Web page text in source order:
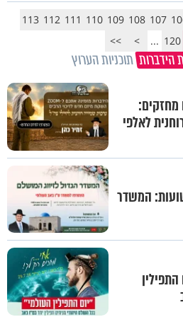
107
108
109
110
111
112
113
120
...
>
>>
הידברות תוכניות הערוץ
מחזקים:
לאלפי
המשדר